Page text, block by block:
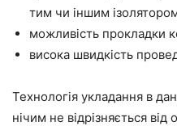
тим чи іншим
можливість прокладки
висока швидкість
Технологія укладання в
нічим не відрізняється